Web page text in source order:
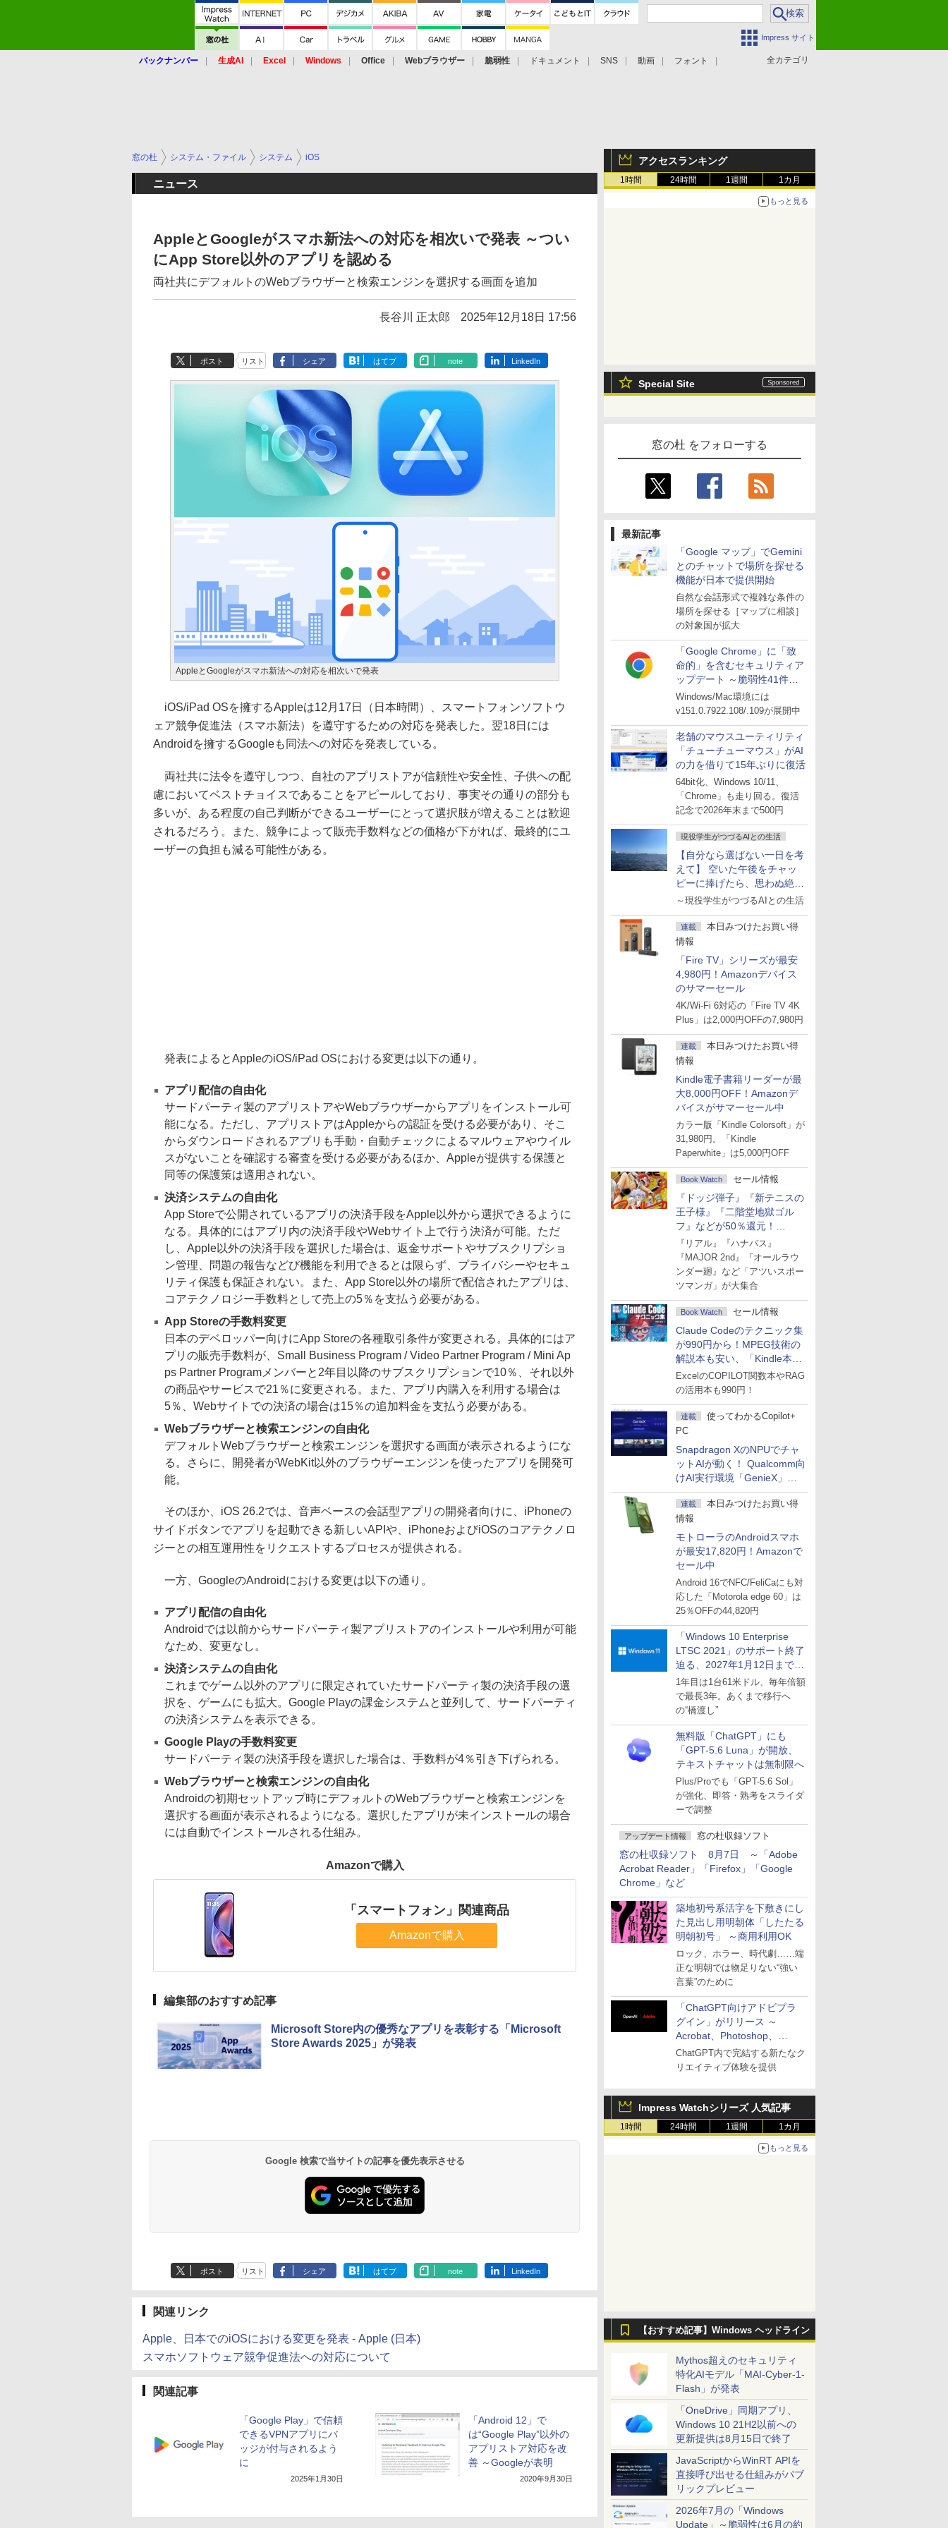
Impress サイト
全カテゴリ
バックナンバー 生成AI Excel Windows Office Webブラウザー 脆弱性 ドキュメント SNS 動画 フォント
アクセスランキング
1時間 24時間 1週間 1カ月
もっと見る
Special Site
窓の杜 をフォローする
最新記事
「Google マップ」でGemini
とのチャットで場所を探せる
機能が日本で提供開始
自然な会話形式で複雑な条件の
場所を探せる［マップに相談］
の対象国が拡大
「Google Chrome」に「致
命的」を含むセキュリティア
ップデート ～脆弱性41件に
対処
Windows/Mac環境には
v151.0.7922.108/.109が展開中
老舗のマウスユーティリティ
「チューチューマウス」がAI
の力を借りて15年ぶりに復活
64bit化、Windows 10/11、
「Chrome」も走り回る。復活
記念で2026年末まで500円
現役学生がつづるAIとの生活
【自分なら選ばない一日を考
えて】 空いた午後をチャッ
ピーに捧げたら、思わぬ絶景
に出会った話
～現役学生がつづるAIとの生活
連載
本日みつけたお買い得
情報
「Fire TV」シリーズが最安
4,980円！Amazonデバイス
のサマーセール
4K/Wi-Fi 6対応の「Fire TV 4K
Plus」は2,000円OFFの7,980円
連載
本日みつけたお買い得
情報
Kindle電子書籍リーダーが最
大8,000円OFF！Amazonデ
バイスがサマーセール中
カラー版「Kindle Colorsoft」が
31,980円。「Kindle
Paperwhite」は5,000円OFF
Book Watch セール情報
『ドッジ弾子』『新テニスの
王子様』『二階堂地獄ゴル
フ』などが50％還元！
Amazonマンガ週末セール
『リアル』『ハナバス』
『MAJOR 2nd』『オールラウ
ンダー廻』など「アツいスポー
ツマンガ」が大集合
Book Watch セール情報
Claude Codeのテクニック集
が990円から！MPEG技術の
解説本も安い、「Kindle本サ
マーセール」第2弾開始！
ExcelのCOPILOT関数本やRAG
の活用本も990円！
連載
使ってわかるCopilot+
PC
Snapdragon XのNPUでチャ
ットAIが動く！ Qualcomm向
けAI実行環境「GenieX」を
試してみた
連載
本日みつけたお買い得
情報
モトローラのAndroidスマホ
が最安17,820円！Amazonで
セール中
Android 16でNFC/FeliCaにも対
応した「Motorola edge 60」は
25％OFFの44,820円
「Windows 10 Enterprise
LTSC 2021」のサポート終了
迫る、2027年1月12日まで
～ESUは9月1日から販売
1年目は1台61米ドル、毎年倍額
で最長3年。あくまで移行へ
の“橋渡し”
無料版「ChatGPT」にも
「GPT-5.6 Luna」が開放、
テキストチャットは無制限へ
Plus/Proでも「GPT-5.6 Sol」
が強化、即答・熟考をスライダ
ーで調整
アップデート情報 窓の杜収録ソフト
窓の杜収録ソフト 8月7日 ～「Adobe
Acrobat Reader」「Firefox」「Google
Chrome」など
築地初号系活字を下敷きにし
た見出し用明朝体「したたる
明朝初号」 ～商用利用OK
ロック、ホラー、時代劇……端
正な明朝では物足りない“強い
言葉”のために
「ChatGPT向けアドビプラ
グイン」がリリース ～
Acrobat、Photoshop、
Premiereなどの機能を1つの
プラグインに統合
ChatGPT内で完結する新たなク
リエイティブ体験を提供
Impress Watchシリーズ 人気記事
1時間 24時間 1週間 1カ月
もっと見る
【おすすめ記事】Windows ヘッドライン
Mythos超えのセキュリティ
特化AIモデル「MAI-Cyber-1-
Flash」が発表
「OneDrive」同期アプリ、
Windows 10 21H2以前への
更新提供は8月15日で終了
JavaScriptからWinRT APIを
直接呼び出せる仕組みがパブ
リックプレビュー
2026年7月の「Windows
Update」～脆弱性は6月の約
窓の杜 システム・ファイル システム iOS
ニュース
AppleとGoogleがスマホ新法への対応を相次いで発表 ～つい
にApp Store以外のアプリを認める
両社共にデフォルトのWebブラウザーと検索エンジンを選択する画面を追加
長谷川 正太郎 2025年12月18日 17:56
ポスト リスト シェア はてブ note LinkedIn
AppleとGoogleがスマホ新法への対応を相次いで発表
iOS/iPad OSを擁するAppleは12月17日（日本時間）、スマートフォンソフトウ
ェア競争促進法（スマホ新法）を遵守するための対応を発表した。翌18日には
Androidを擁するGoogleも同法への対応を発表している。
両社共に法令を遵守しつつ、自社のアプリストアが信頼性や安全性、子供への配
慮においてベストチョイスであることをアピールしており、事実その通りの部分も
多いが、ある程度の自己判断ができるユーザーにとって選択肢が増えることは歓迎
されるだろう。また、競争によって販売手数料などの価格が下がれば、最終的にユ
ーザーの負担も減る可能性がある。
発表によるとAppleのiOS/iPad OSにおける変更は以下の通り。
アプリ配信の自由化
サードパーティ製のアプリストアやWebブラウザーからアプリをインストール可
能になる。ただし、アプリストアはAppleからの認証を受ける必要があり、そこ
からダウンロードされるアプリも手動・自動チェックによるマルウェアやウイル
スがないことを確認する審査を受ける必要があるほか、Appleが提供する保護と
同等の保護策は適用されない。
決済システムの自由化
App Storeで公開されているアプリの決済手段をApple以外から選択できるように
なる。具体的にはアプリ内の決済手段やWebサイト上で行う決済が可能。ただ
し、Apple以外の決済手段を選択した場合は、返金サポートやサブスクリプショ
ン管理、問題の報告などび機能を利用できるとは限らず、プライバシーやセキュ
リティ保護も保証されない。また、App Store以外の場所で配信されたアプリは、
コアテクノロジー手数料として売上の5％を支払う必要がある。
App Storeの手数料変更
日本のデベロッパー向けにApp Storeの各種取引条件が変更される。具体的にはア
プリの販売手数料が、Small Business Program / Video Partner Program / Mini Ap
ps Partner Programメンバーと2年目以降のサブスクリプションで10％、それ以外
の商品やサービスで21％に変更される。また、アプリ内購入を利用する場合は
5％、Webサイトでの決済の場合は15％の追加料金を支払う必要がある。
Webブラウザーと検索エンジンの自由化
デフォルトWebブラウザーと検索エンジンを選択する画面が表示されるようにな
る。さらに、開発者がWebKit以外のブラウザーエンジンを使ったアプリを開発可
能。
そのほか、iOS 26.2では、音声ベースの会話型アプリの開発者向けに、iPhoneの
サイドボタンでアプリを起動できる新しいAPIや、iPhoneおよびiOSのコアテクノロ
ジーとの相互運用性をリクエストするプロセスが提供される。
一方、GoogleのAndroidにおける変更は以下の通り。
アプリ配信の自由化
Androidでは以前からサードパーティ製アプリストアのインストールや利用が可能
なため、変更なし。
決済システムの自由化
これまでゲーム以外のアプリに限定されていたサードパーティ製の決済手段の選
択を、ゲームにも拡大。Google Playの課金システムと並列して、サードパーティ
の決済システムを表示できる。
Google Playの手数料変更
サードパーティ製の決済手段を選択した場合は、手数料が4％引き下げられる。
Webブラウザーと検索エンジンの自由化
Androidの初期セットアップ時にデフォルトのWebブラウザーと検索エンジンを
選択する画面が表示されるようになる。選択したアプリが未インストールの場合
には自動でインストールされる仕組み。
Amazonで購入
「スマートフォン」関連商品
Amazonで購入
編集部のおすすめ記事
Microsoft Store内の優秀なアプリを表彰する「Microsoft
Store Awards 2025」が発表
Google 検索で当サイトの記事を優先表示させる
ポスト リスト シェア はてブ note LinkedIn
関連リンク
Apple、日本でのiOSにおける変更を発表 - Apple (日本)
スマホソフトウェア競争促進法への対応について
関連記事
「Google Play」で信頼
できるVPNアプリにバ
ッジが付与されるよう
に
2025年1月30日
「Android 12」で
は“Google Play”以外の
アプリストア対応を改
善 ～Googleが表明
2020年9月30日